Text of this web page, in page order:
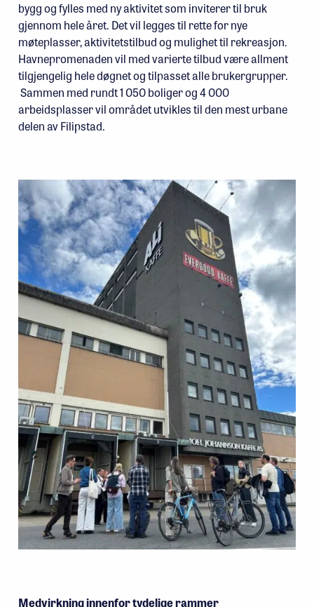
bygg og fylles med ny aktivitet som inviterer til bruk
gjennom hele året. Det vil legges til rette for nye
møteplasser, aktivitetstilbud og mulighet til rekreasjon.
Havnepromenaden vil med varierte tilbud være allment
tilgjengelig hele døgnet og tilpasset alle brukergrupper.
Sammen med rundt 1 050 boliger og 4 000
arbeidsplasser vil området utvikles til den mest urbane
delen av Filipstad.
Medvirkning innenfor tydelige rammer